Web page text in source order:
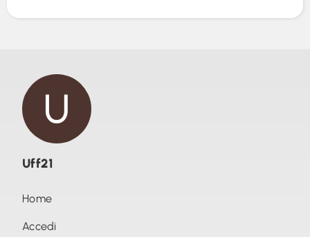
Uff21
Home
Accedi